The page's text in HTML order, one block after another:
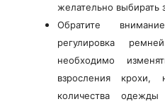
желательно выбирать
Обратите
регулировка
необходимо
взросления
количества